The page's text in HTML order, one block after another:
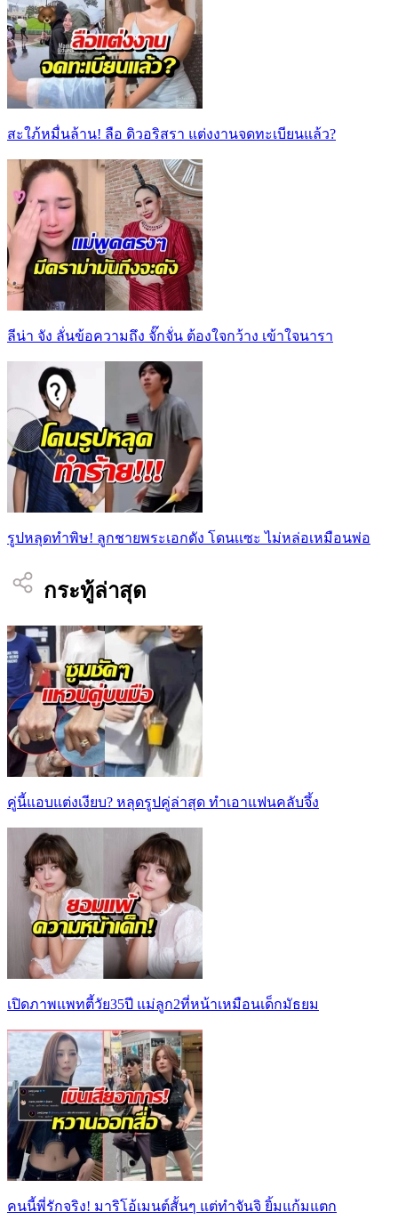
สะใภ้หมื่นล้าน! ลือ ดิวอริสรา แต่งงานจดทะเบียนแล้ว?
ลีน่า จัง ลั่นข้อความถึง จั๊กจั่น ต้องใจกว้าง เข้าใจนารา
รูปหลุดทำพิษ! ลูกชายพระเอกดัง โดนเเซะ ไม่หล่อเหมือนพ่อ
กระทู้ล่าสุด
คู่นี้แอบแต่งเงียบ? หลุดรูปคู่ล่าสุด ทำเอาแฟนคลับจึ้ง
เปิดภาพแพทตี้วัย35ปี แม่ลูก2ที่หน้าเหมือนเด็กมัธยม
คนนี้พี่รักจริง! มาริโอ้เมนต์สั้นๆ แต่ทำจันจิ ยิ้มแก้มแตก